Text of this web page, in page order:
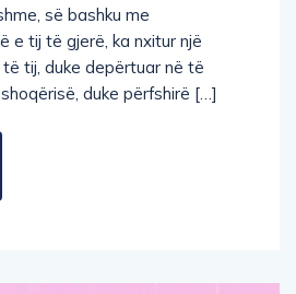
së bashku me
e tij të gjerë, ka nxitur një
tij, duke depërtuar në të
duke përfshirë […]